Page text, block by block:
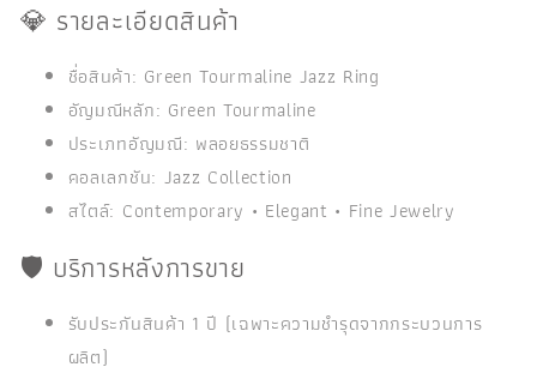
💎 รายละเอียดสินค้า
ชื่อสินค้า: Green Tourmaline Jazz Ring
อัญมณีหลัก: Green Tourmaline
ประเภทอัญมณี: พลอยธรรมชาติ
คอลเลกชัน: Jazz Collection
สไตล์: Contemporary • Elegant • Fine Jewelry
🛡️ บริการหลังการขาย
รับประกันสินค้า 1 ปี (เฉพาะความชำรุดจากกระบวนการ
ผลิต)